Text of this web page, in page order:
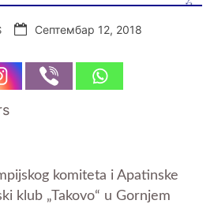
Септембар 12, 2018
komiteta i Apatinske
klub „Takovo“ u Gornjem